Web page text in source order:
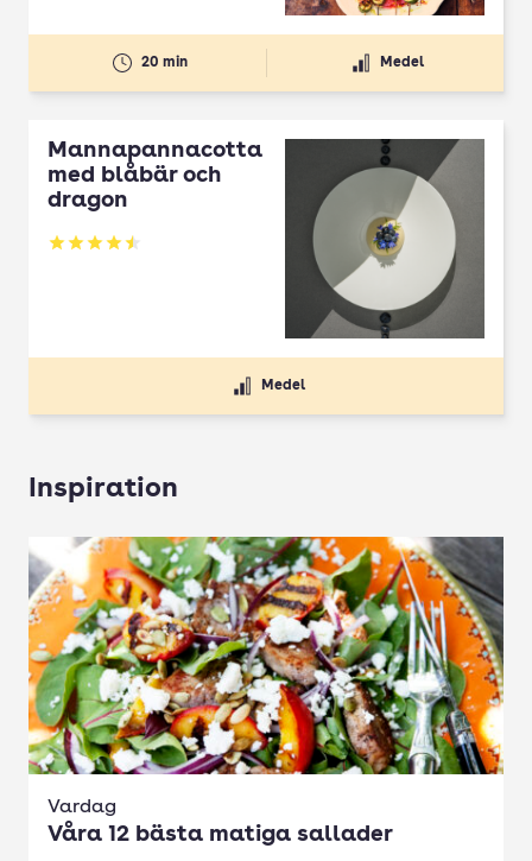
20 min Medel
Mannapannacotta
med blåbär och
dragon
Betyg: 4.5 av 5
Medel
Inspiration
Vardag
Våra 12 bästa matiga sallader